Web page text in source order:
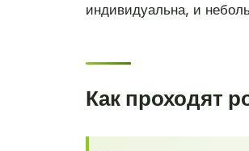
индивидуальна, и
Как проходят